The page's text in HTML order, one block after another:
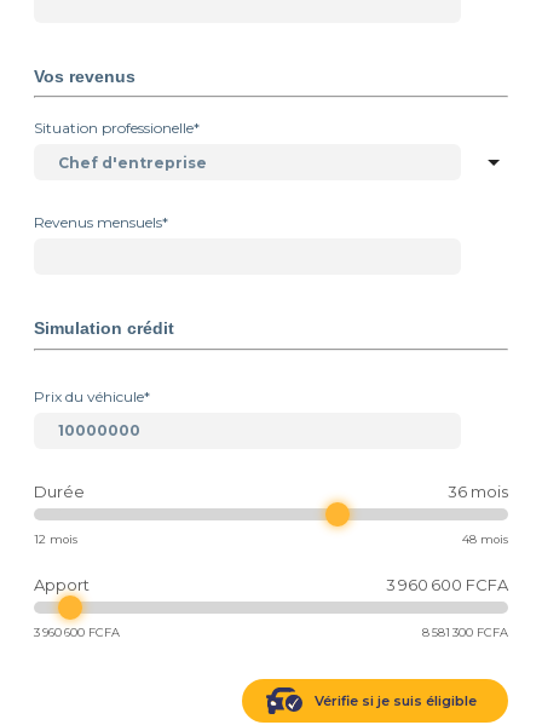
Vos revenus
Situation professionelle*
Revenus mensuels*
Simulation crédit
Prix du véhicule*
Durée 36 mois
12 mois 48 mois
Apport 3 960 600 FCFA
3 960 600 FCFA 8 581 300 FCFA
Vérifie si je suis éligible